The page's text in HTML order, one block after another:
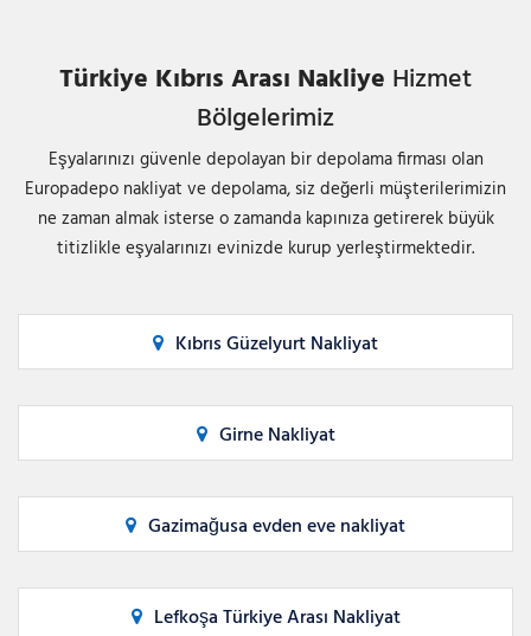
Türkiye Kıbrıs Arası Nakliye Hizmet
Bölgelerimiz
Eşyalarınızı güvenle depolayan bir depolama firması olan
Europadepo nakliyat ve depolama, siz değerli müşterilerimizin
ne zaman almak isterse o zamanda kapınıza getirerek büyük
titizlikle eşyalarınızı evinizde kurup yerleştirmektedir.
Kıbrıs Güzelyurt Nakliyat
Girne Nakliyat
Gazimağusa evden eve nakliyat
Lefkoşa Türkiye Arası Nakliyat